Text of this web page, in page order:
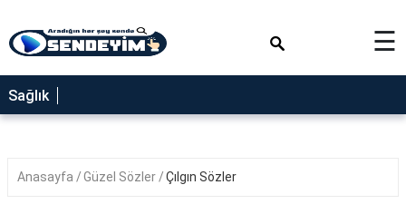
SAĞLIK
NEDİR
YEMEK
☰
Sağlık
Anasayfa Güzel Sözler Çılgın Sözler